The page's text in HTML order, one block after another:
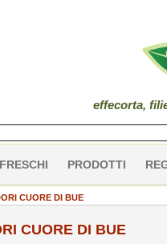
effecorta,
PRODOTTI
CUORE DI BUE
CUORE DI BUE